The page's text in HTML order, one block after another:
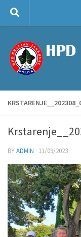
Skip to content
BYADMIN · 11/09/2023